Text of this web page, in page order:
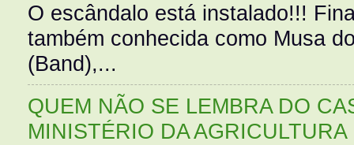
O escândalo está instalado!!!
também conhecida como Musa
(Band),...
QUEM NÃO SE LEMBRA DO
MINISTÉRIO DA AGRICULTURA